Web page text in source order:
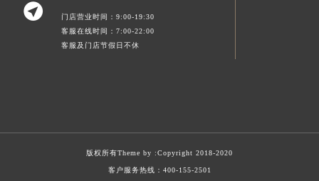

门店营业时间：9:00-19:30
客服在线时间：7:00-22:00
客服及门店节假日不休
版权所有Theme by :Copyright 2018-2020
客户服务热线： 400-155-2501